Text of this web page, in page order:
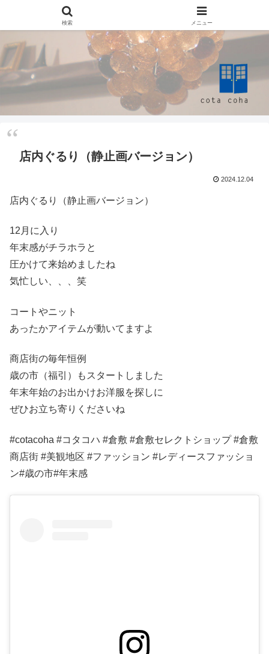
店内ぐるり（静止画バージョン）
2024.12.04
店内ぐるり（静止画バージョン）
12月に入り
年末感がチラホラと
圧かけて来始めましたね
気忙しい、、、笑
コートやニット
あったかアイテムが動いてますよ
商店街の毎年恒例
歳の市（福引）もスタートしました
年末年始のお出かけお洋服を探しに
ぜひお立ち寄りくださいね
#cotacoha #コタコハ #倉敷 #倉敷セレクトショップ #倉敷
商店街 #美観地区 #ファッション #レディースファッショ
ン#歳の市#年末感
検索 メニュー